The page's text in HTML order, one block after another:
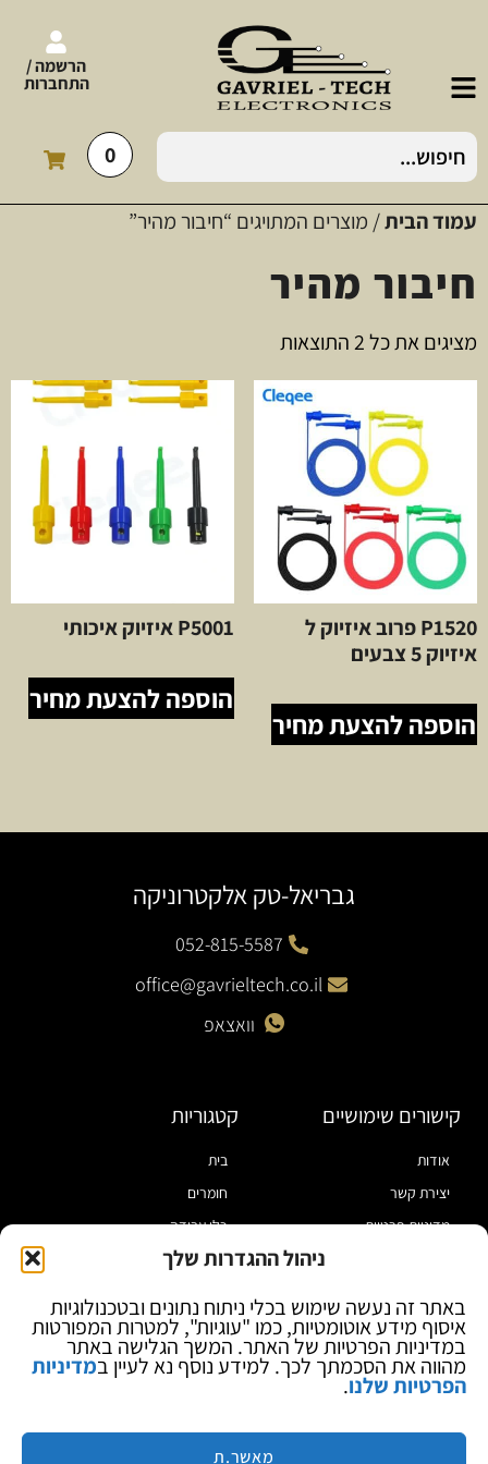
ניהול ההגדרות שלך
באתר זה נעשה שימוש בכלי ניתוח נתונים ובטכנולוגיות
איסוף מידע אוטומטיות, כמו "עוגיות", למטרות המפורטות
במדיניות הפרטיות של האתר. המשך הגלישה באתר
מהווה את הסכמתך לכך. למידע נוסף נא לעיין במדיניות
הפרטיות שלנו.
מאשר.ת
הרשמה /
התחברות
0
עמוד הבית/ מוצרים המתויגים “חיבור מהיר”
חיבור מהיר
מציגים את כל ⁦2⁩ התוצאות
P1520 פרוב איזיוק ל
איזיוק 5 צבעים
הוספה להצעת מחיר
P5001 איזיוק איכותי
הוספה להצעת מחיר
גבריאל-טק אלקטרוניקה
052-815-5587
office@gavrieltech.co.il
וואצאפ
קישורים שימושיים
אודות
יצירת קשר
מדיניות פרטיות
בלוג
קטגוריות
בית
חומרים
כלי עבודה
מוצרי הלחמה
ספקי כח ומודדים
ציוד אופטי להגדלה
מותגים